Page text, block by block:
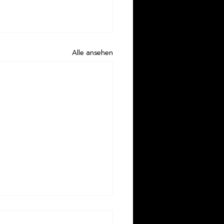
Alle ansehen